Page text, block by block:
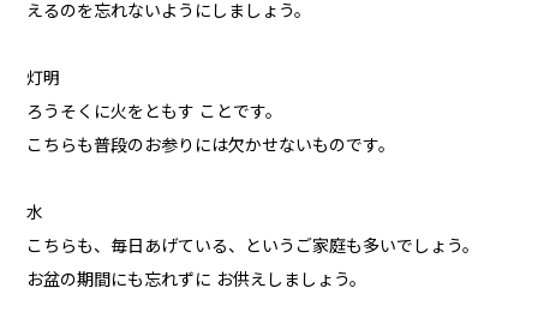
えるのを忘れないようにしましょう。
灯明
ろうそくに火をともす ことです。
こちらも普段のお参りには欠かせないものです。
水
こちらも、毎日あげている、というご家庭も多いでしょう。
お盆の期間にも忘れずに お供えしましょう。